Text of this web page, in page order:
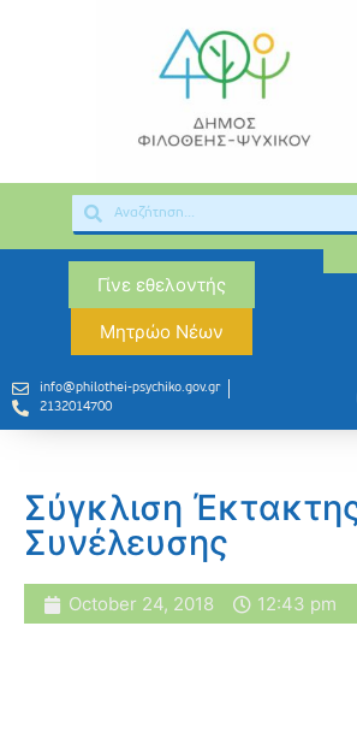
Γίνε εθελοντής
Μητρώο Νέων
info@philothei-psychiko.gov.gr
2132014700
Σύγκλιση
Συνέλευσης
October 24, 2018 12:43 pm